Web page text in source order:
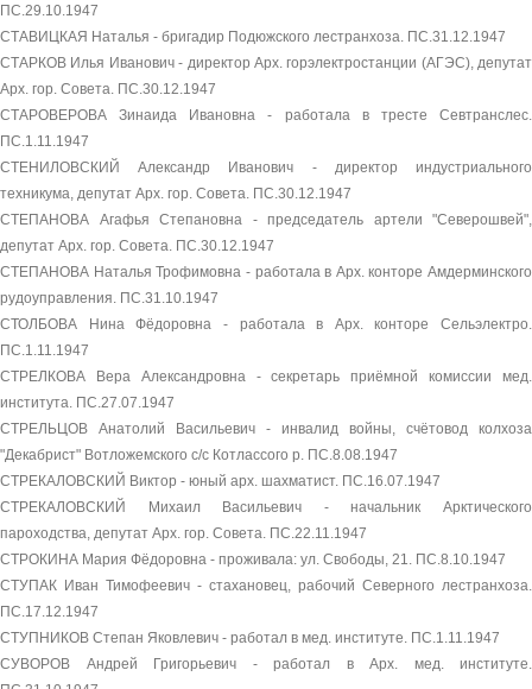
ПС.29.10.1947
СТАВИЦКАЯ Наталья - бригадир Подюжского лестранхоза. ПС.31.12.1947
СТАРКОВ Илья Иванович - директор Арх. горэлектростанции (АГЭС), депутат
Арх. гор. Совета. ПС.30.12.1947
СТАРОВЕРОВА Зинаида Ивановна - работала в тресте Севтранслес.
ПС.1.11.1947
СТЕНИЛОВСКИЙ Александр Иванович - директор индустриального
техникума, депутат Арх. гор. Совета. ПС.30.12.1947
СТЕПАНОВА Агафья Степановна - председатель артели "Северошвей",
депутат Арх. гор. Совета. ПС.30.12.1947
СТЕПАНОВА Наталья Трофимовна - работала в Арх. конторе Амдерминского
рудоуправления. ПС.31.10.1947
СТОЛБОВА Нина Фёдоровна - работала в Арх. конторе Сельэлектро.
ПС.1.11.1947
СТРЕЛКОВА Вера Александровна - секретарь приёмной комиссии мед.
института. ПС.27.07.1947
СТРЕЛЬЦОВ Анатолий Васильевич - инвалид войны, счётовод колхоза
"Декабрист" Вотложемского с/с Котлассого р. ПС.8.08.1947
СТРЕКАЛОВСКИЙ Виктор - юный арх. шахматист. ПС.16.07.1947
СТРЕКАЛОВСКИЙ Михаил Васильевич - начальник Арктического
пароходства, депутат Арх. гор. Совета. ПС.22.11.1947
СТРОКИНА Мария Фёдоровна - проживала: ул. Свободы, 21. ПС.8.10.1947
СТУПАК Иван Тимофеевич - стахановец, рабочий Северного лестранхоза.
ПС.17.12.1947
СТУПНИКОВ Степан Яковлевич - работал в мед. институте. ПС.1.11.1947
СУВОРОВ Андрей Григорьевич - работал в Арх. мед. институте.